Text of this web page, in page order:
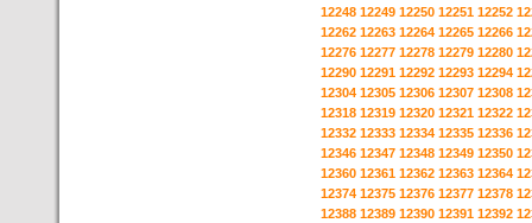
12248 12249 12250 12251 12252
12262 12263 12264 12265 12266
12276 12277 12278 12279 12280
12290 12291 12292 12293 12294
12304 12305 12306 12307 12308
12318 12319 12320 12321 12322
12332 12333 12334 12335 12336
12346 12347 12348 12349 12350
12360 12361 12362 12363 12364
12374 12375 12376 12377 12378
12388 12389 12390 12391 12392